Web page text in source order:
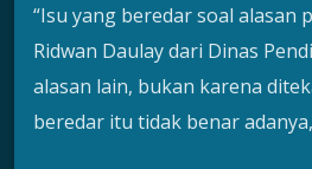
“Isu yang beredar soal alasan
Ridwan Daulay dari Dinas
alasan lain, bukan karena
beredar itu tidak benar